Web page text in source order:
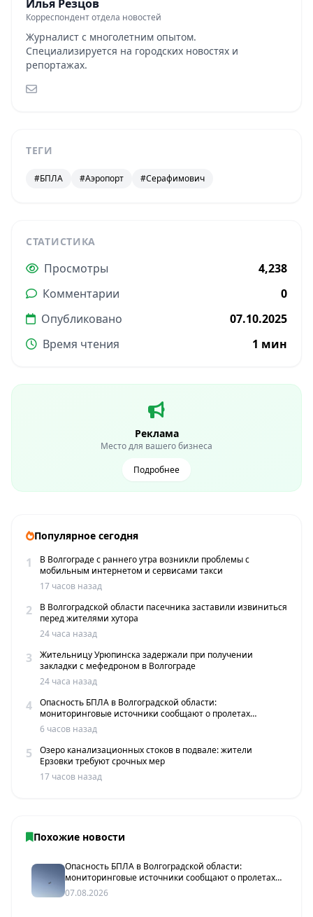
Илья Резцов
Корреспондент отдела новостей
Журналист с многолетним опытом.
Специализируется на городских новостях и
репортажах.
ТЕГИ
#БПЛА #Аэропорт #Серафимович
СТАТИСТИКА
Просмотры
4,238
Комментарии
0
Опубликовано
07.10.2025
Время чтения
1 мин
Реклама
Место для вашего бизнеса
Подробнее
Популярное сегодня
1
В Волгограде с раннего утра возникли проблемы с
мобильным интернетом и сервисами такси
17 часов назад
2
В Волгоградской области пасечника заставили извиниться
перед жителями хутора
24 часа назад
3
Жительницу Урюпинска задержали при получении
закладки с мефедроном в Волгограде
24 часа назад
4
Опасность БПЛА в Волгоградской области:
мониторинговые источники сообщают о пролетах
беспилотников
6 часов назад
5
Озеро канализационных стоков в подвале: жители
Ерзовки требуют срочных мер
17 часов назад
Похожие новости
Опасность БПЛА в Волгоградской области:
мониторинговые источники сообщают о пролетах
беспилотников
07.08.2026